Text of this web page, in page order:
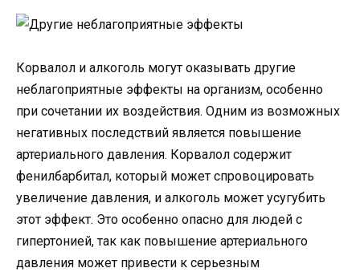
Корвалол и алкоголь могут оказывать другие
неблагоприятные эффекты на организм, особенно
при сочетании их воздействия. Одним из возможных
негативных последствий является повышение
артериального давления. Корвалол содержит
фенилбарбитал, который может спровоцировать
увеличение давления, и алкоголь может усугубить
этот эффект. Это особенно опасно для людей с
гипертонией, так как повышение артериального
давления может привести к серьезным